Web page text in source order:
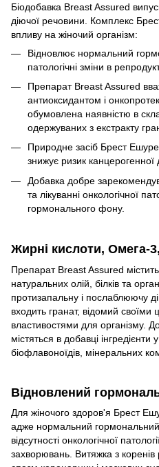
Біодобавка Breast Assured
діючої речовини. Комплекс
впливу на жіночий організм:
Відновлює нормальний
патологічні зміни в
Препарат Breast Assured
антиоксидантом і
обумовлена ​​наявністю в
одержуваних з екстракту
Природне засіб Брест
знижує ризик канцерогенної
Добавка добре
та лікуванні онкологічної
гормонального фону.
Жирні кислоти, Омега-
Препарат Breast Assured
натуральних олій, білків та
протизапальну і послаблюючу
входить гранат, відомий
властивостями для організму.
містяться в добавці інгредієнти
біофлавоноїдів, мінеральних
Відновлений
Для жіночого здоров'я Брест
адже нормальний
відсутності онкологічної
захворювань. Витяжка з